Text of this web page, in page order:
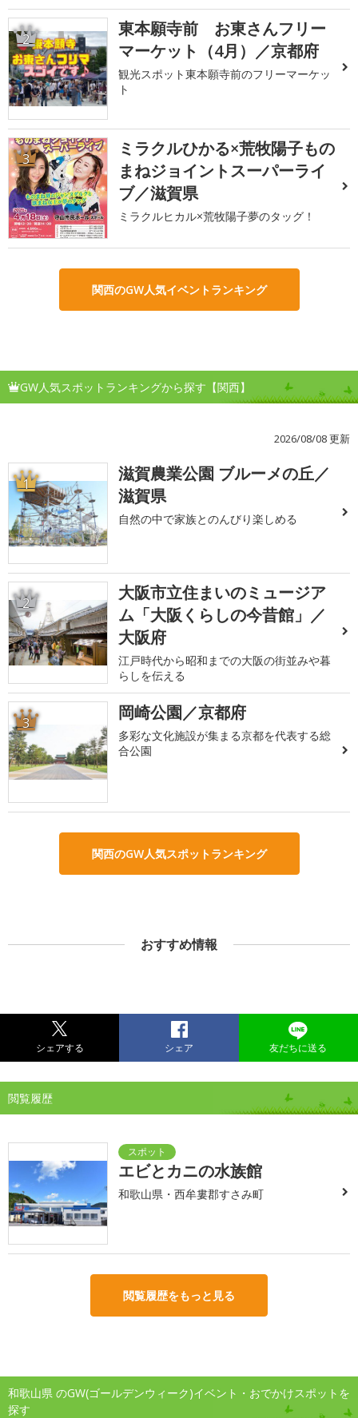
2
東本願寺前 お東さんフリー
マーケット（4月）／京都府
観光スポット東本願寺前のフリーマーケッ
ト
3
ミラクルひかる×荒牧陽子もの
まねジョイントスーパーライ
ブ／滋賀県
ミラクルヒカル×荒牧陽子夢のタッグ！
関西のGW人気イベントランキング
GW人気スポットランキングから探す【関西】
2026/08/08 更新
1
滋賀農業公園 ブルーメの丘／
滋賀県
自然の中で家族とのんびり楽しめる
2
大阪市立住まいのミュージア
ム「大阪くらしの今昔館」／
大阪府
江戸時代から昭和までの大阪の街並みや暮
らしを伝える
3 岡崎公園／京都府
多彩な文化施設が集まる京都を代表する総
合公園
関西のGW人気スポットランキング
おすすめ情報
シェアする シェア 友だちに送る
閲覧履歴
エビとカニの水族館
和歌山県・西牟婁郡すさみ町
閲覧履歴をもっと見る
和歌山県 のGW(ゴールデンウィーク)イベント・おでかけスポットを
探す